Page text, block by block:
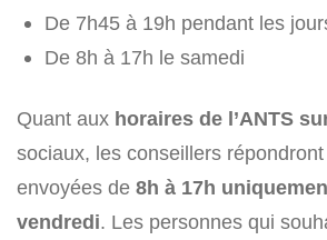
De 7h45 à 19h pendant les
De 8h à 17h le samedi
Quant aux horaires de l’ANTS
sociaux, les conseillers
envoyées de 8h à 17h
vendredi. Les personnes qui